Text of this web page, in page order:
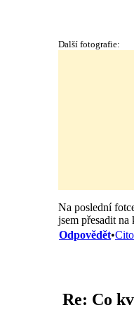
Další fotografie:
Na poslední
jsem přesadit na
Odpovědět•
Re: Co